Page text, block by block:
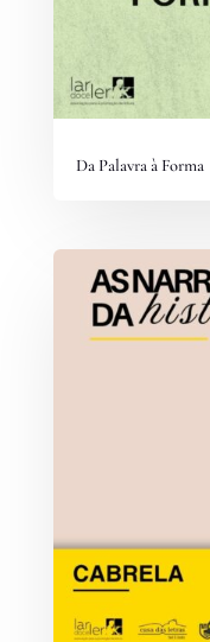
Da Palavra à Forma